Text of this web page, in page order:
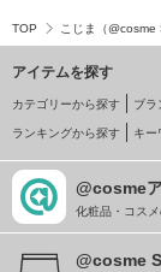
TOP こじま（
アイテムを探す
カテゴリーから探す ブラ
ランキングから探す キー
@cosme
化粧品・コス
@cosme